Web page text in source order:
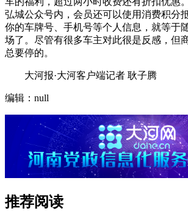
弘城公众号内，会员还可以使用消费积分
你的车牌号、手机号等个人信息，就等于
场了。尽管有很多车主对此很是反感，但
总要停的。
大河报·大河客户端记者 耿子腾
编辑：null
推荐阅读